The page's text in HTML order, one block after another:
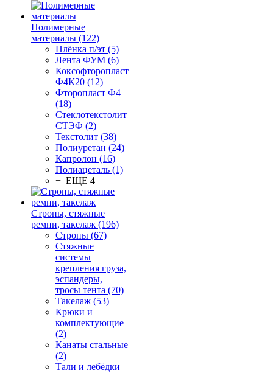
Полимерные
материалы (122)
Плёнка п/эт (5)
Лента ФУМ (6)
Коксофторопласт
Ф4К20 (12)
Фторопласт Ф4
(18)
Стеклотекстолит
СТЭФ (2)
Текстолит (38)
Полиуретан (24)
Капролон (16)
Полиацеталь (1)
+ ЕЩЕ 4
Стропы, стяжные
ремни, такелаж (196)
Стропы (67)
Стяжные
системы
крепления груза,
эспандеры,
тросы тента (70)
Такелаж (53)
Крюки и
комплектующие
(2)
Канаты стальные
(2)
Тали и лебёдки